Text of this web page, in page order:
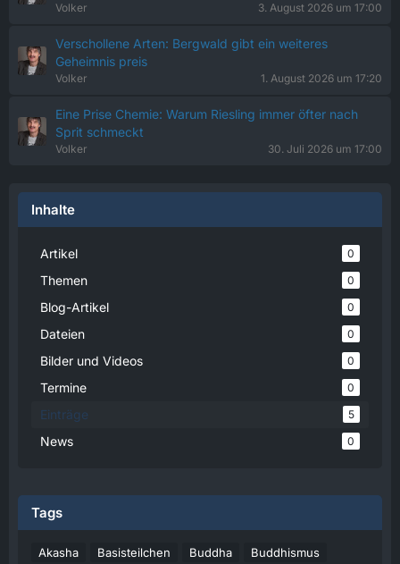
Volker 3. August 2026 um 17:00
Verschollene Arten: Bergwald gibt ein weiteres
Geheimnis preis
Volker 1. August 2026 um 17:20
Eine Prise Chemie: Warum Riesling immer öfter nach
Sprit schmeckt
Volker 30. Juli 2026 um 17:00
Inhalte
Artikel 0
Themen 0
Blog-Artikel 0
Dateien 0
Bilder und Videos 0
Termine 0
Einträge 5
News 0
Tags
Akasha Basisteilchen Buddha
Buddhismus